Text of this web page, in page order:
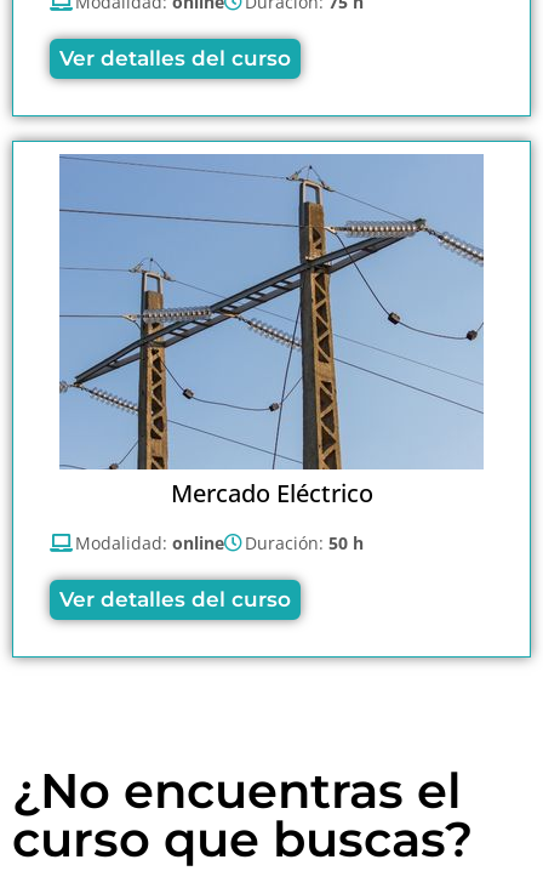
Ver detalles del curso
Mercado Eléctrico
Modalidad: online Duración: 50 h
Ver detalles del curso
¿No encuentras el
curso que buscas?